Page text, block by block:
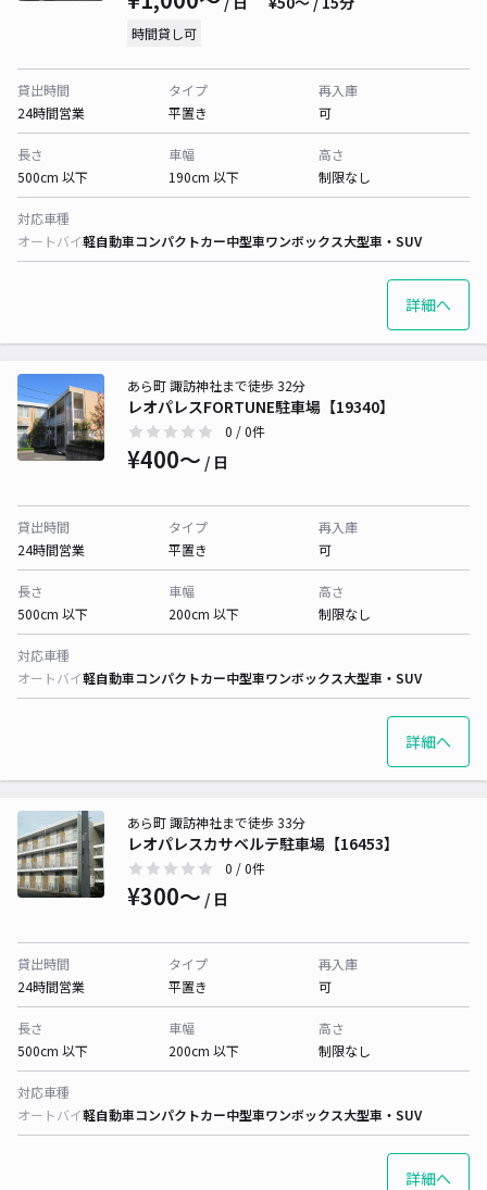
時間貸し可
貸出時間
24時間営業
タイプ
平置き
再入庫
可
長さ
500cm 以下
車幅
190cm 以下
高さ
制限なし
対応車種
オートバイ軽自動車コンパクトカー中型車ワンボックス大型車・SUV
詳細へ
レオパレスFORTUNE駐車場【19340】
あら町 諏訪神社まで徒歩 32分
0 / 0件
¥400〜 / 日
貸出時間
24時間営業
タイプ
平置き
再入庫
可
長さ
500cm 以下
車幅
200cm 以下
高さ
制限なし
対応車種
オートバイ軽自動車コンパクトカー中型車ワンボックス大型車・SUV
詳細へ
レオパレスカサベルテ駐車場【16453】
あら町 諏訪神社まで徒歩 33分
0 / 0件
¥300〜 / 日
貸出時間
24時間営業
タイプ
平置き
再入庫
可
長さ
500cm 以下
車幅
200cm 以下
高さ
制限なし
対応車種
オートバイ軽自動車コンパクトカー中型車ワンボックス大型車・SUV
詳細へ